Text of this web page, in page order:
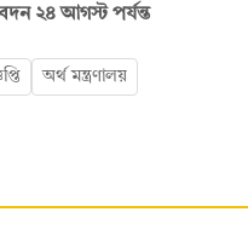
২৪ আগস্ট পর্যন্ত
অর্থ মন্ত্রণালয়